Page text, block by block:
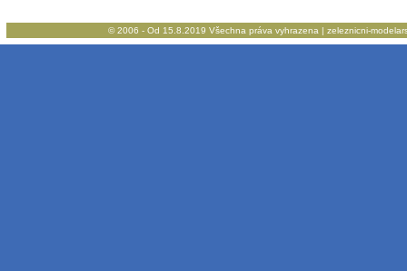
© 2006 - Od 15.8.2019 Všechna práva vyhrazena | zeleznicni-